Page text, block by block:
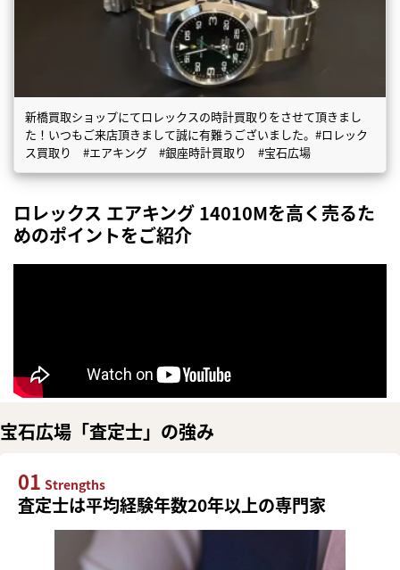
新橋買取ショップにてロレックスの時計買取りをさせて頂きまし
た！いつもご来店頂きまして誠に有難うございました。#ロレック
ス買取り #エアキング #銀座時計買取り #宝石広場
ロレックス エアキング 14010Mを高く売るた
めのポイントをご紹介
宝石広場「査定士」の強み
01 Strengths
査定士は平均経験年数20年以上の専門家